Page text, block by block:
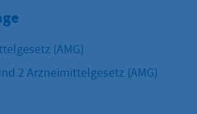
(AMG)
2 Arzneimittelgesetz (AMG)